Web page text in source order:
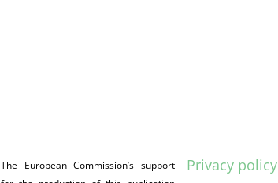
The European Commission’s support
Privacy policy